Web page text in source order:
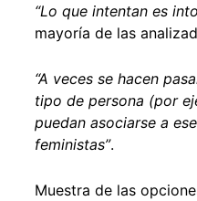
“Lo que intentan es
mayoría de las
“A veces se hacen
tipo de persona (por
puedan asociarse a
feministas”.
Muestra de las